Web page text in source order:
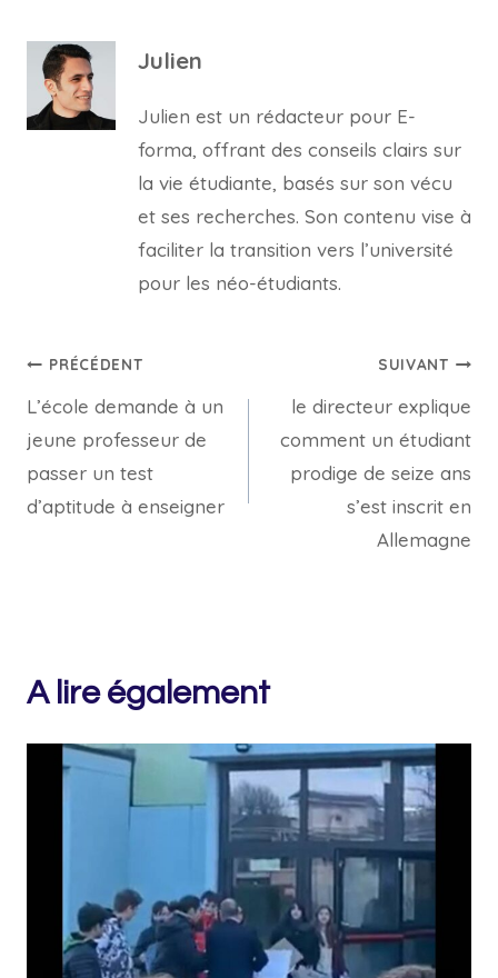
Julien
Julien est un rédacteur pour E-
forma, offrant des conseils clairs sur
la vie étudiante, basés sur son vécu
et ses recherches. Son contenu vise à
faciliter la transition vers l’université
pour les néo-étudiants.
Navigation
de
l’article
PRÉCÉDENT
L’école demande à un
jeune professeur de
passer un test
d’aptitude à enseigner
SUIVANT
le directeur explique
comment un étudiant
prodige de seize ans
s’est inscrit en
Allemagne
A lire également